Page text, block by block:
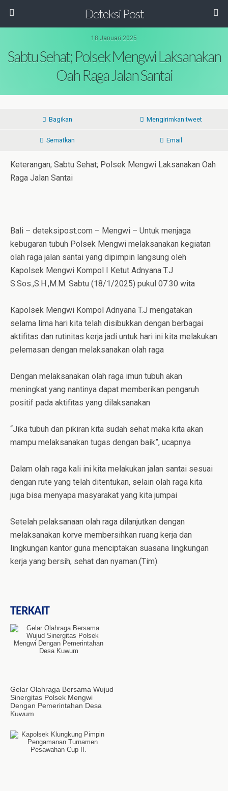
Deteksi Post
18 Januari 2025
Sabtu Sehat; Polsek Mengwi Laksanakan
Oah Raga Jalan Santai
Bagikan Mengirimkan tweet
Sematkan Email
Keterangan; Sabtu Sehat; Polsek Mengwi Laksanakan Oah
Raga Jalan Santai
Bali – deteksipost.com – Mengwi – Untuk menjaga
kebugaran tubuh Polsek Mengwi melaksanakan kegiatan
olah raga jalan santai yang dipimpin langsung oleh
Kapolsek Mengwi Kompol I Ketut Adnyana T.J
S.Sos.,S.H.,M.M. Sabtu (18/1/2025) pukul 07.30 wita
Kapolsek Mengwi Kompol Adnyana T.J mengatakan
selama lima hari kita telah disibukkan dengan berbagai
aktifitas dan rutinitas kerja jadi untuk hari ini kita melakukan
pelemasan dengan melaksanakan olah raga
Dengan melaksanakan olah raga imun tubuh akan
meningkat yang nantinya dapat memberikan pengaruh
positif pada aktifitas yang dilaksanakan
“Jika tubuh dan pikiran kita sudah sehat maka kita akan
mampu melaksanakan tugas dengan baik”, ucapnya
Dalam olah raga kali ini kita melakukan jalan santai sesuai
dengan rute yang telah ditentukan, selain olah raga kita
juga bisa menyapa masyarakat yang kita jumpai
Setelah pelaksanaan olah raga dilanjutkan dengan
melaksanakan korve membersihkan ruang kerja dan
lingkungan kantor guna menciptakan suasana lingkungan
kerja yang bersih, sehat dan nyaman.(Tim).
TERKAIT
Gelar Olahraga Bersama Wujud
Sinergitas Polsek Mengwi
Dengan Pemerintahan Desa
Kuwum